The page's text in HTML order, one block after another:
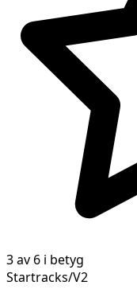
3 av 6 i betyg
Startracks/V2